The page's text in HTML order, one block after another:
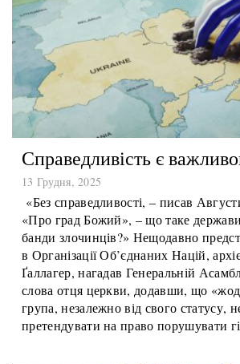
Справедливість є важливою
13 Грудня, 2025
«Без справедливості, – писав
«Про град Божий», – що таке держави,
банди злочинців?» Нещодавно
в Організації Об’єднаних Націй,
Ґаллагер, нагадав Генеральній
слова отця церкви, додавши, що
група, незалежно від свого статусу,